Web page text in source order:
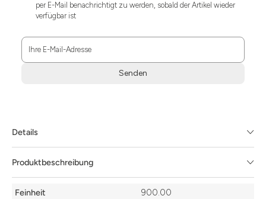
per E-Mail benachrichtigt zu werden, sobald der Artikel wieder
verfügbar ist
Ihre E-Mail-Adresse
Senden
die
Zustimmung
aktivieren.
Details
Produktbeschreibung
Details
Feinheit
900.00